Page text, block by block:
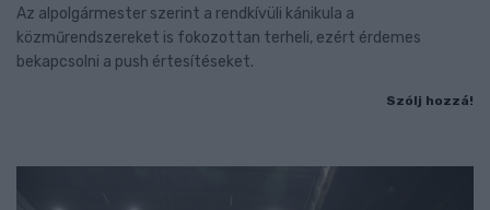
Az alpolgármester szerint a rendkívüli kánikula a
közműrendszereket is fokozottan terheli, ezért érdemes
bekapcsolni a push értesítéseket.
Szólj hozzá!